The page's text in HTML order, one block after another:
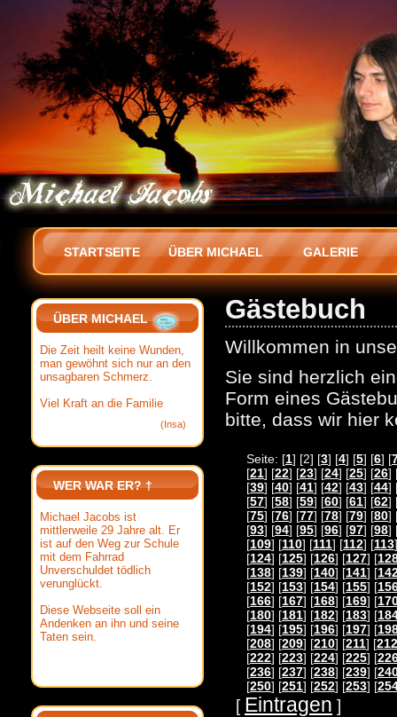
STARTSEITE ÜBER MICHAEL GALERIE
Gästebuch
Willkommen in
Sie sind herzlich
Form eines
bitte, dass wir hier
Seite: [1] [2] [3] [4] [5] [6] [
[21] [22] [23] [24] [25] [26]
[39] [40] [41] [42] [43] [44]
[57] [58] [59] [60] [61] [62]
[75] [76] [77] [78] [79] [80]
[93] [94] [95] [96] [97] [98]
[109] [110] [111] [112] [113
[124] [125] [126] [127] [
[138] [139] [140] [141] [
[152] [153] [154] [155] [
[166] [167] [168] [169] [
[180] [181] [182] [183] [
[194] [195] [196] [197] [
[208] [209] [210] [211] [212
[222] [223] [224] [225] [
[236] [237] [238] [239] [
[250] [251] [252] [253] [
[ Eintragen ]
ÜBER MICHAEL
Die Zeit heilt keine Wunden,
man gewöhnt sich nur an den
unsagbaren Schmerz.
Viel Kraft an die Familie
(Insa)
WER WAR ER? †
Michael Jacobs ist
mittlerweile 29 Jahre alt. Er
ist auf den Weg zur Schule
mit dem Fahrrad
Unverschuldet tödlich
verunglückt.
Diese Webseite soll ein
Andenken an ihn und seine
Taten sein.